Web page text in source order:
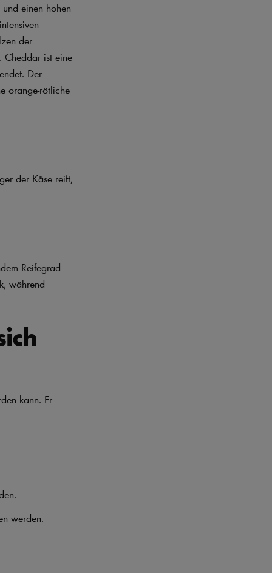
einen hohen
der
Cheddar ist eine
Der
orange-rötliche
der Käse reift,
Reifegrad
während
kann. Er
werden.